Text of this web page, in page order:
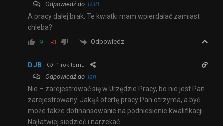
Odpowiedź do DJB
A pracy dalej brak. Te kwiatki mam wpierdalać zamiast
chleba?
9 -3 Odpowiedz
DJB 1 rok temu
Odpowiedź do jan
Nie – zarejestrować się w Urzędzie Pracy, bo nie jest Pan
zarejestrowany. Jakąś ofertę pracy Pan otrzyma, a być
może także dofinansowanie na podniesienie kwalifikacji.
Najłatwiej siedzieć i narzekać.